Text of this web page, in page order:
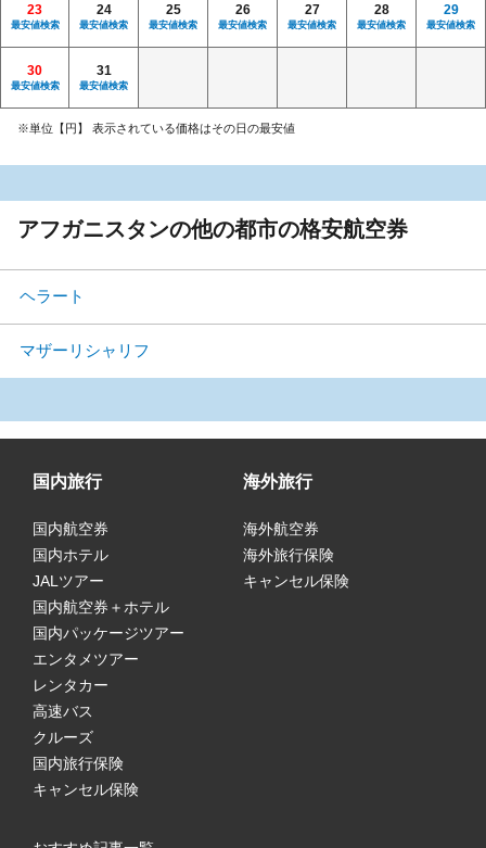
23
最安値検索
24
最安値検索
25
最安値検索
26
最安値検索
27
最安値検索
28
最安値検索
29
最安値検索
30
最安値検索
31
最安値検索
※単位【円】 表示されている価格はその日の最安値
アフガニスタンの他の都市の格安航空券
ヘラート
マザーリシャリフ
国内旅行
国内航空券
国内ホテル
JALツアー
国内航空券＋ホテル
国内パッケージツアー
エンタメツアー
レンタカー
高速バス
クルーズ
国内旅行保険
キャンセル保険
海外旅行
海外航空券
海外旅行保険
キャンセル保険